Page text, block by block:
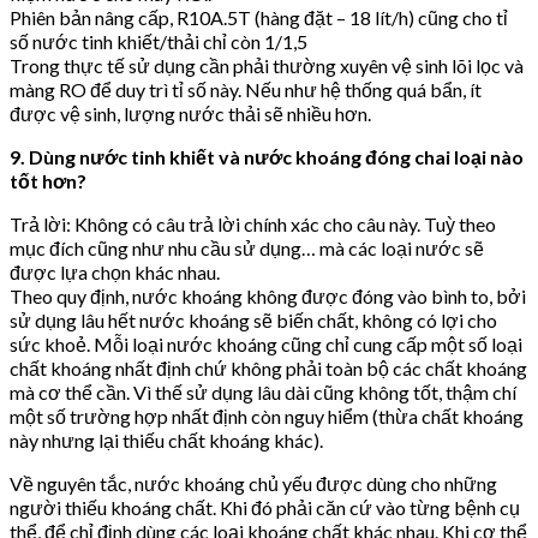
Phiên bản nâng cấp, R10A.5T (hàng đặt – 18 lít/h) cũng cho tỉ
số nước tinh khiết/thải chỉ còn 1/1,5
Trong thực tế sử dụng cần phải thường xuyên vệ sinh lõi lọc và
màng RO để duy trì tỉ số này. Nếu như hệ thống quá bẩn, ít
được vệ sinh, lượng nước thải sẽ nhiều hơn.
9. Dùng nước tinh khiết và nước khoáng đóng chai loại nào
tốt hơn?
Trả lời: Không có câu trả lời chính xác cho câu này. Tuỳ theo
mục đích cũng như nhu cầu sử dụng… mà các loại nước sẽ
được lựa chọn khác nhau.
Theo quy định, nước khoáng không được đóng vào bình to, bởi
sử dụng lâu hết nước khoáng sẽ biến chất, không có lợi cho
sức khoẻ. Mỗi loại nước khoáng cũng chỉ cung cấp một số loại
chất khoáng nhất định chứ không phải toàn bộ các chất khoáng
mà cơ thể cần. Vì thế sử dụng lâu dài cũng không tốt, thậm chí
một số trường hợp nhất định còn nguy hiểm (thừa chất khoáng
này nhưng lại thiếu chất khoáng khác).
Về nguyên tắc, nước khoáng chủ yếu được dùng cho những
người thiếu khoáng chất. Khi đó phải căn cứ vào từng bệnh cụ
thể, để chỉ định dùng các loại khoáng chất khác nhau. Khi cơ thể